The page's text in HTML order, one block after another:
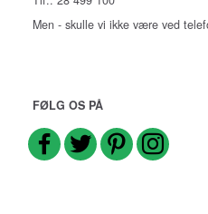
Men - skulle vi ikke være ved
FØLG OS PÅ